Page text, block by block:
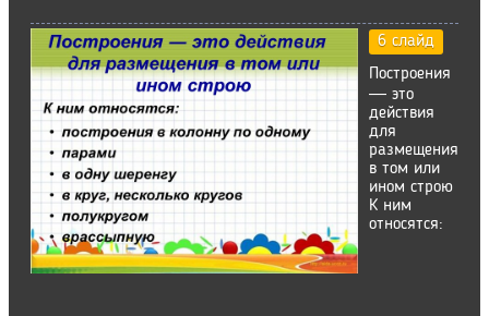
6 слайд
Построения
― это
действия
для
размещения
в том или
ином строю
К ним
относятся: